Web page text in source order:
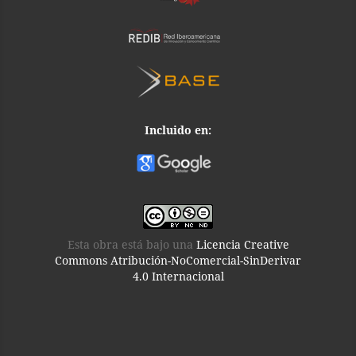
Incluido en:
Esta obra está bajo una Licencia Creative
Commons Atribución-NoComercial-SinDerivar
4.0 Internacional